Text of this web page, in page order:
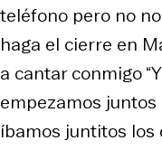
teléfono pero no
haga el cierre en
a cantar conmigo
empezamos
íbamos juntitos los